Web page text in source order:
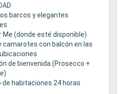
barcos y elegantes
Me (donde esté disponible)
camarotes con balcón en las
de bienvenida (Prosecco +
de habitaciones 24 horas